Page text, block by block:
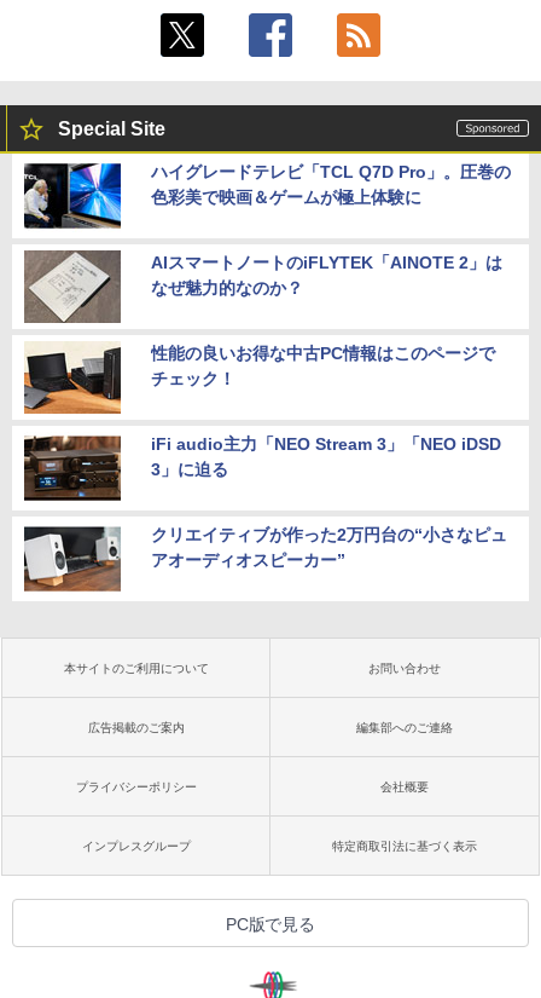
Special Site
ハイグレードテレビ「TCL Q7D Pro」。圧巻の
色彩美で映画＆ゲームが極上体験に
AIスマートノートのiFLYTEK「AINOTE 2」は
なぜ魅力的なのか？
性能の良いお得な中古PC情報はこのページで
チェック！
iFi audio主力「NEO Stream 3」「NEO iDSD
3」に迫る
クリエイティブが作った2万円台の“小さなピュ
アオーディオスピーカー”
本サイトのご利用について お問い合わせ
広告掲載のご案内 編集部へのご連絡
プライバシーポリシー 会社概要
インプレスグループ 特定商取引法に基づく表示
PC版で見る